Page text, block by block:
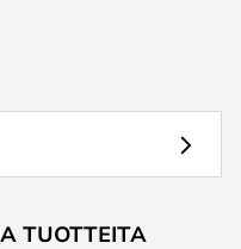
TUOTTEITA